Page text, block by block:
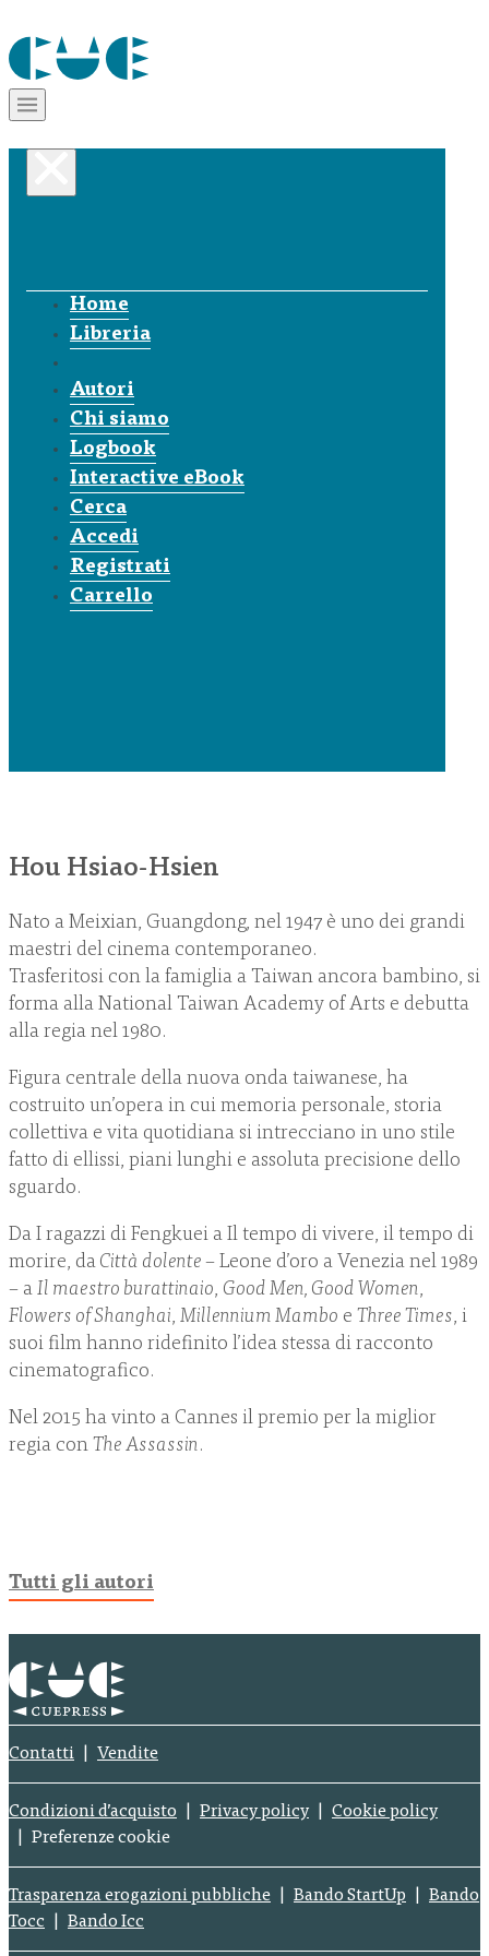
Home
Libreria
Autori
Chi siamo
Logbook
Interactive eBook
Cerca
Accedi
Registrati
Carrello
Hou Hsiao-Hsien
Nato a Meixian, Guangdong, nel 1947 è uno dei grandi
maestri del cinema contemporaneo.
Trasferitosi con la famiglia a Taiwan ancora bambino, si
forma alla National Taiwan Academy of Arts e debutta
alla regia nel 1980.
Figura centrale della nuova onda taiwanese, ha
costruito un’opera in cui memoria personale, storia
collettiva e vita quotidiana si intrecciano in uno stile
fatto di ellissi, piani lunghi e assoluta precisione dello
sguardo.
Da I ragazzi di Fengkuei a Il tempo di vivere, il tempo di
morire, da Città dolente – Leone d’oro a Venezia nel 1989
– a Il maestro burattinaio, Good Men, Good Women,
Flowers of Shanghai, Millennium Mambo e Three Times, i
suoi film hanno ridefinito l’idea stessa di racconto
cinematografico.
Nel 2015 ha vinto a Cannes il premio per la miglior
regia con The Assassin.
Tutti gli autori
Contatti Vendite
Condizioni d’acquisto Privacy policy
Cookie policy
Preferenze cookie
Trasparenza erogazioni pubbliche Bando StartUp
Bando
Tocc
Bando Icc